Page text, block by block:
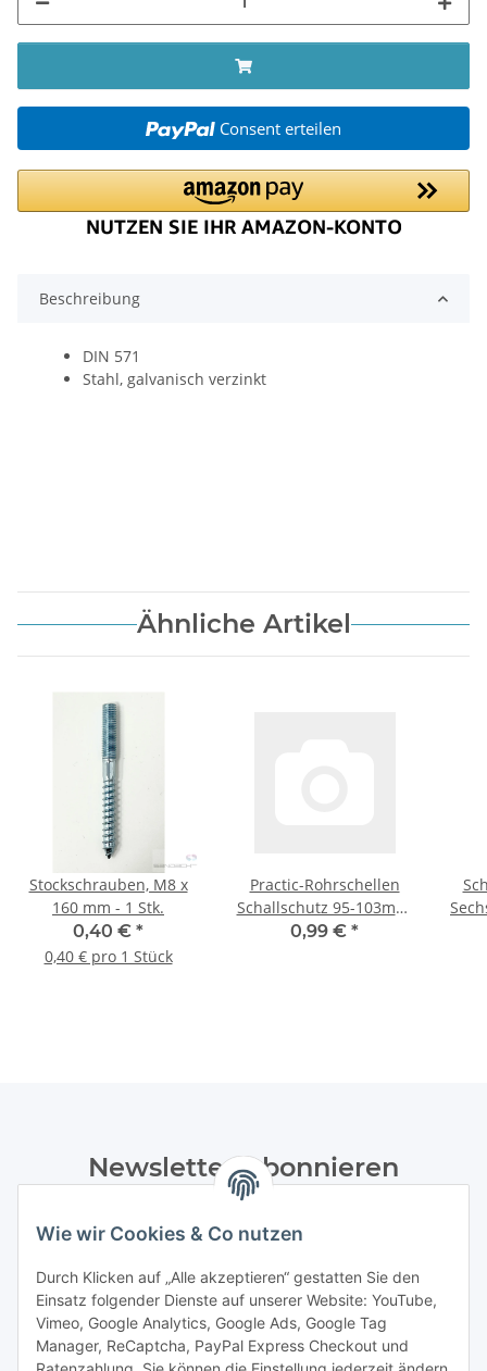
Wie wir Cookies & Co nutzen
Durch Klicken auf „Alle akzeptieren“ gestatten Sie den
Einsatz folgender Dienste auf unserer Website: YouTube,
Vimeo, Google Analytics, Google Ads, Google Tag
Manager, ReCaptcha, PayPal Express Checkout und
Consent erteilen
Beschreibung
DIN 571
Stahl, galvanisch verzinkt
Ähnliche Artikel
Stockschrauben, M8 x
160 mm - 1 Stk.
0,40 € *
0,40 € pro 1 Stück
Practic-Rohrschellen
Schallschutz 95-103mm,
M8/M10, 1 Stück
0,99 € *
Newsletter Abonnieren
Datenschutzerklärungregelmäßig und jederzeit widerruflich
Abonnieren